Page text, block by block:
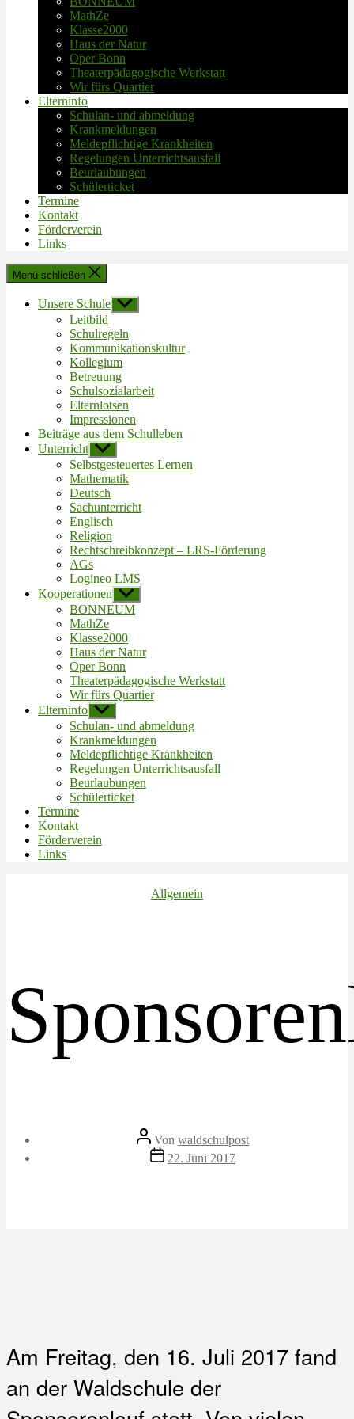
MathZe
Klasse2000
Haus der Natur
Oper Bonn
Theaterpädagogische Werkstatt
Wir fürs Quartier
Elterninfo
Schulan- und abmeldung
Krankmeldungen
Meldepflichtige Krankheiten
Regelungen Unterrichtsausfall
Beurlaubungen
Schülerticket
Termine
Kontakt
Förderverein
Links
Menü schließen
Unsere Schule Untermenü
anzeigen
Leitbild
Schulregeln
Kommunikationskultur
Kollegium
Betreuung
Schulsozialarbeit
Elternlotsen
Impressionen
Beiträge aus dem Schulleben
Unterricht Untermenü
anzeigen
Selbstgesteuertes Lernen
Mathematik
Deutsch
Sachunterricht
Englisch
Religion
Rechtschreibkonzept – LRS-Förderung
AGs
Logineo LMS
Kooperationen Untermenü
anzeigen
BONNEUM
MathZe
Klasse2000
Haus der Natur
Oper Bonn
Theaterpädagogische Werkstatt
Wir fürs Quartier
Elterninfo Untermenü
anzeigen
Schulan- und abmeldung
Krankmeldungen
Meldepflichtige Krankheiten
Regelungen Unterrichtsausfall
Beurlaubungen
Schülerticket
Termine
Kontakt
Förderverein
Links
Kategorien
Allgemein
Beitragsautor
Von waldschulpost
Veröffentlichungsdatum
22. Juni 2017
Am Freitag, den 16. Juli 2017 fand
an der Waldschule der